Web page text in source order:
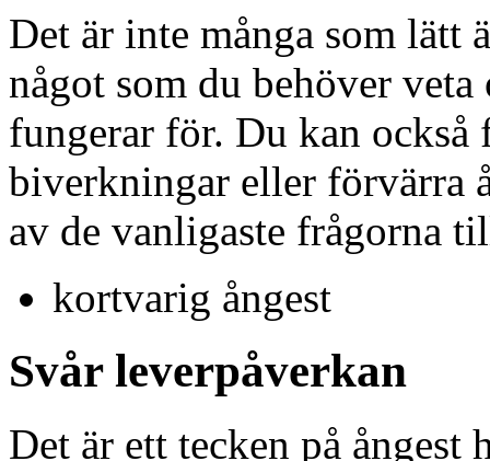
Det är inte många som lätt
något som du behöver
fungerar för. Du kan
biverkningar eller förvärra
av de vanligaste frågorna
kortvarig ångest
Svår leverpåverkan
Det är ett tecken på ångest